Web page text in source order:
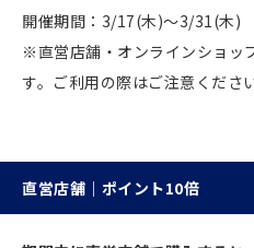
開催期間：3/17(木)〜3/31(木)
※直営店舗・オンラインショッ
す。ご利用の際はご注意ください
直営店舗｜ポイント10倍